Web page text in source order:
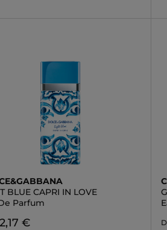
BLUE CAPRI IN LOVE
Parfum
€